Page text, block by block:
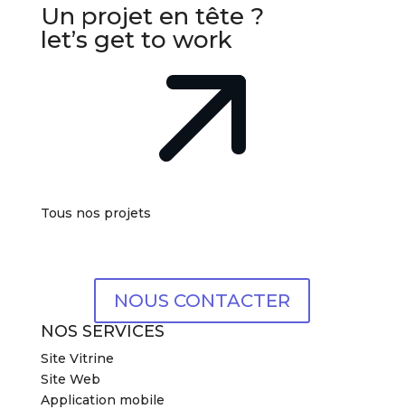
Un projet en tête ?
let’s get to work
Tous nos projets
NOUS CONTACTER
NOS SERVICES
Site Vitrine
Site Web
Application mobile